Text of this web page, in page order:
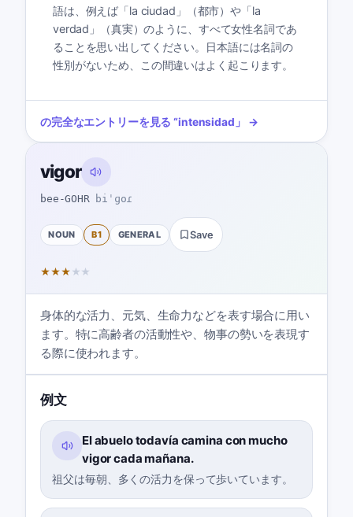
語は、例えば「la ciudad」（都市）や「la
verdad」（真実）のように、すべて女性名詞であ
ることを思い出してください。日本語には名詞の
性別がないため、この間違いはよく起こります。
の完全なエントリーを見る “intensidad 」 →
vigor
bee-GOHR biˈɡoɾ
NOUN B1 GENERAL Save
★★★ ★ ★
身体的な活力、元気、生命力などを表す場合に用い
ます。特に高齢者の活動性や、物事の勢いを表現す
る際に使われます。
例文
El abuelo todavía camina con mucho
vigor cada mañana.
祖父は毎朝、多くの活力を保って歩いています。